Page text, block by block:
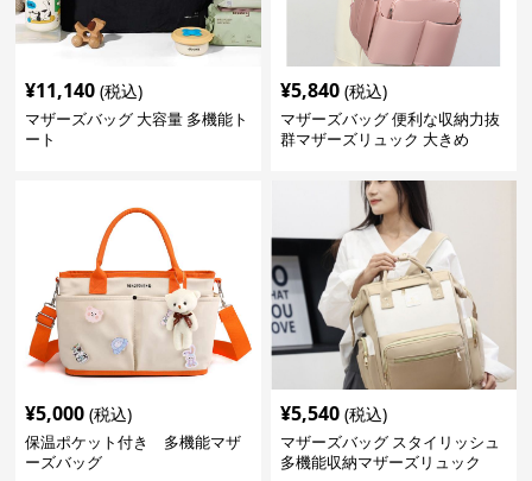
¥11,140 (税込)
マザーズバッグ 大容量 多機能ト
ート
¥5,840 (税込)
マザーズバッグ 便利な収納力抜
群マザーズリュック 大きめ
¥5,000 (税込)
保温ポケット付き 多機能マザ
ーズバッグ
¥5,540 (税込)
マザーズバッグ スタイリッシュ
多機能収納マザーズリュック